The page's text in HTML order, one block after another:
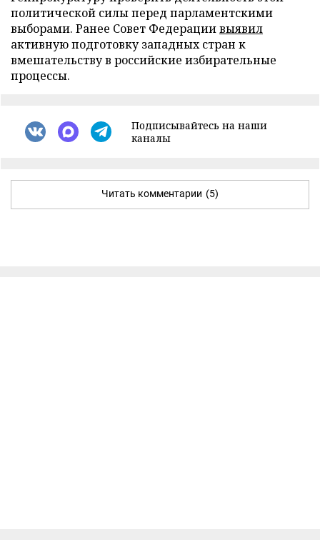
политической силы перед парламентскими
выборами. Ранее Совет Федерациивыявил
активную подготовку западных стран к
вмешательству в российские избирательные
процессы.
Подписывайтесь на наши
каналы
Читать комментарии (5)